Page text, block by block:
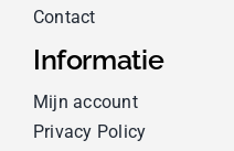
Contact
Informatie
Mijn account
Privacy Policy